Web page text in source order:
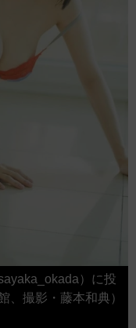
）に投
、撮影・藤本和典）